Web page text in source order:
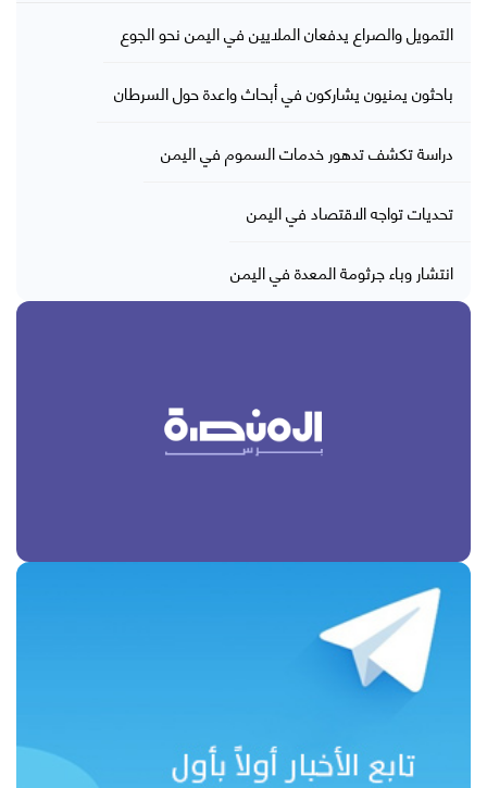
التمويل والصراع يدفعان الملايين في اليمن نحو الجوع
باحثون يمنيون يشاركون في أبحاث واعدة حول السرطان
دراسة تكشف تدهور خدمات السموم في اليمن
تحديات تواجه الاقتصاد في اليمن
انتشار وباء جرثومة المعدة في اليمن